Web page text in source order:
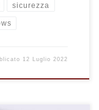
sicurezza
12 Luglio 2022